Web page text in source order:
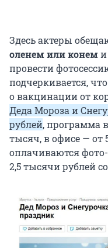
Здесь актеры
оленем или конем
провести
подчеркивается,
о вакцинации от
Деда Мороза и
рублей, программа
тысяч, в офисе — от
оплачиваются
2,5 тысячи рублей